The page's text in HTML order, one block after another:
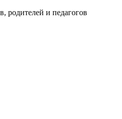
родителей и педагогов